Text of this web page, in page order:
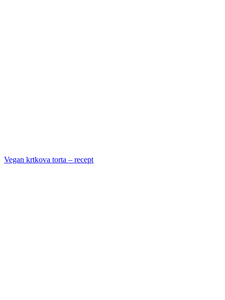
Vegan krtkova torta – recept